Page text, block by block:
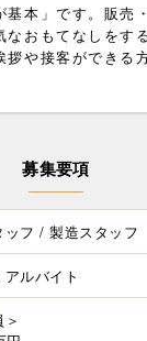
基本」です。販売
なおもてなしをす
や接客ができる
募集要項
ッフ / 製造スタッフ
ルバイト